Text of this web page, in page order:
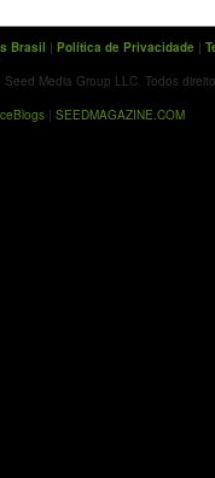
Brasil | Política de Privacidade |
Media Group LLC. Todos
| SEEDMAGAZINE.COM